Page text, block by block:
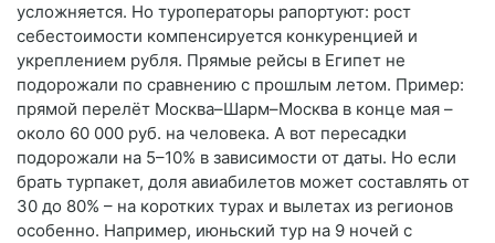
усложняется. Но туроператоры рапортуют: рост
себестоимости компенсируется конкуренцией и
укреплением рубля. Прямые рейсы в Египет не
подорожали по сравнению с прошлым летом. Пример:
прямой перелёт Москва–Шарм–Москва в конце мая –
около 60 000 руб. на человека. А вот пересадки
подорожали на 5–10% в зависимости от даты. Но если
брать турпакет, доля авиабилетов может составлять от
30 до 80% – на коротких турах и вылетах из регионов
особенно. Например, июньский тур на 9 ночей с